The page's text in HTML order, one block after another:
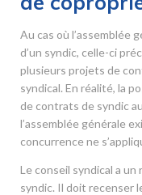
Au cas où l’assemblée
d’un syndic, celle-ci
plusieurs projets de
syndical. En réalité, la
de contrats de syndic
l’assemblée générale
concurrence ne
Le conseil syndical a
syndic. Il doit recenser